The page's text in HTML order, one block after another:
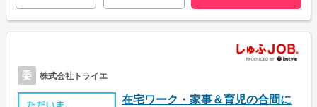
委 株式会社トライエ
在宅ワーク・家事＆育児の合間に